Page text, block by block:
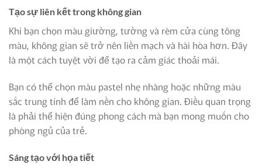
Tạo sự liên kết trong không gian
Khi bạn chọn màu giường, tường và rèm cửa cùng tông
màu, không gian sẽ trở nên liền mạch và hài hòa hơn. Đây
là một cách tuyệt vời để tạo ra cảm giác thoải mái.
Bạn có thể chọn màu pastel nhẹ nhàng hoặc những màu
sắc trung tính để làm nền cho không gian. Điều quan trọng
là phải thể hiện đúng phong cách mà bạn mong muốn cho
phòng ngủ của trẻ.
Sáng tạo với họa tiết